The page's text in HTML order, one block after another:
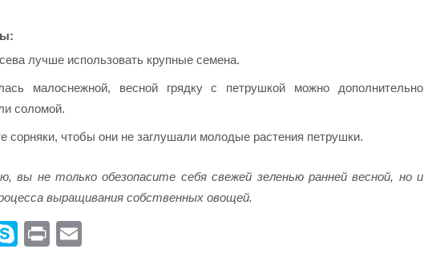
лучше использовать крупные семена.
малоснежной, весной грядку с петрушкой можно дополнительно
соломой.
сорняки, чтобы они не заглушали молодые растения петрушки.
вы не только обезопасите себя свежей зеленью ранней весной, но и
выращивания собственных овощей.
S
Pr